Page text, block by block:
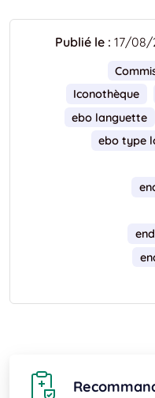
Publié le : 17/08/
Iconothèque
ebo languette
ebo type